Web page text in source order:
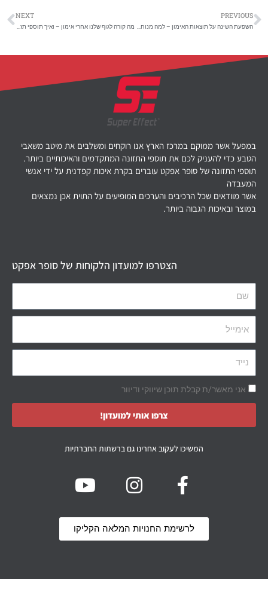
PREVIOUS
השפעת השינה על תוצאות האימון – למה מנוחה היא לא פחות חשובה מהאימון עצמו?
NEXT
מה קורה לגוף שלנו אחרי אימון – ואיך תוספי תזונה עוזרים בתהליך ההתאוששות
במפעל אשר ממוקם במרכז הארץ אנו רוקחים ומשלבים את מיטב משאבי
הטבע כדי להעניק לכם את תוספי התזונה המתקדמים והאיכותיים ביותר.
תוספי התזונה של סופר אפקט עוברים בקרת איכות קפדנית על ידי אנשי
המעבדה
אשר מוודאים שכל הרכיבים והערכים המופיעים על התוית אכן נמצאים
במוצר ובאיכות הגבוה ביותר.
הצטרפו למועדון הלקוחות של סופר אפקט
אני מאשר/ת קבלת תוכן שיווקי ודיוור
צרפו אותי למועדון!
המשיכו לעקוב אחרינו גם ברשתות החברתיות
לרשימת החנויות המלאה הקליקו